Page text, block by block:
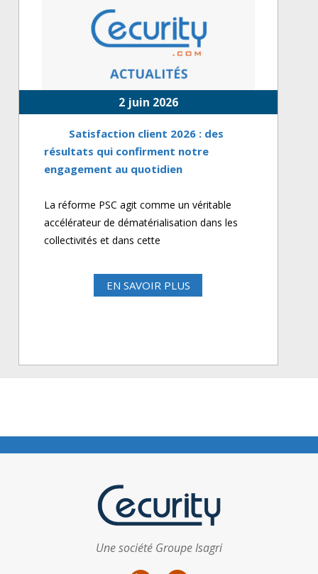
2 juin 2026
Satisfaction client 2026 : des
résultats qui confirment notre
engagement au quotidien
La réforme PSC agit comme un véritable
accélérateur de dématérialisation dans les
collectivités et dans cette
EN SAVOIR PLUS
Une société Groupe Isagri